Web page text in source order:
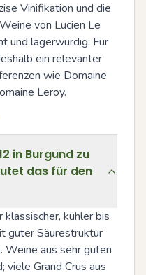
Vinifikation und die
von Lucien Le
und lagerwürdig. Für
ein relevanter
wie Domaine
Leroy.
in Burgund zu
das für den
kühler bis
guter Säurestruktur
aus sehr guten
viele Grand Crus aus